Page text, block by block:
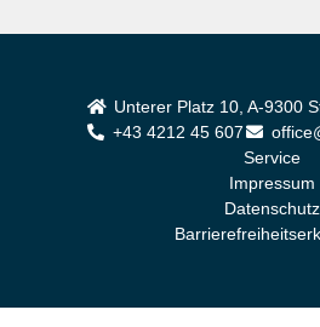
Unterer Platz 10, A-9300
+43 4212 45 607
Service
Impressum
Datenschutz